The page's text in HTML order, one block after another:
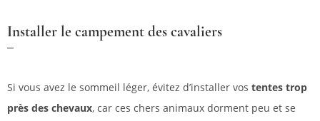
Installer le campement des cavaliers
Si vous avez le sommeil léger, évitez d’installer vos tentes trop
près des chevaux, car ces chers animaux dorment peu et se